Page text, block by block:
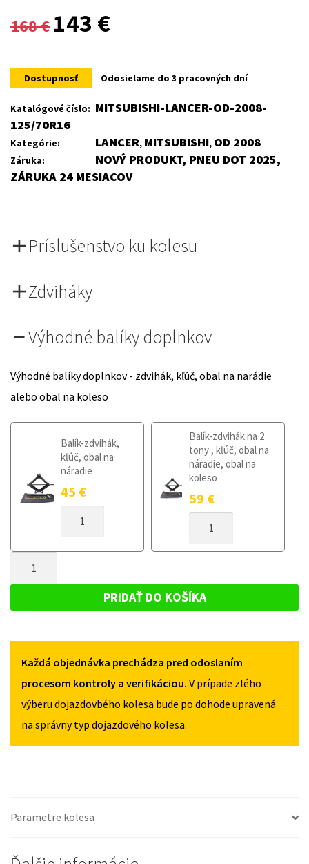
168€
Original
was:
168 €.
143 €
is:
143 €.
Dostupnosť Odosielame do 3 pracovných dní
Katalógové číslo: MITSUBISHI-LANCER-OD-2008-
125/70R16
Kategórie: LANCER, MITSUBISHI, OD 2008
Záruka:
NOVÝ PRODUKT, PNEU DOT 2025,
ZÁRUKA 24 MESIACOV
Príslušenstvo ku kolesu
Zdviháky
Výhodné balíky doplnkov
Výhodné balíky doplnkov - zdvihák, kľúč, obal na narádie
alebo obal na koleso
Balík-zdvihák,
kľúč, obal na
náradie
45 €
DOJAZDOVÉ
MITSUBISHI
OD
125/70R16
Balík-zdvihák na 2
tony , kľúč, obal na
náradie, obal na
koleso
59 €
DOJAZDOVÉ
OD
2008
MITSUBISHI
2008
125/70R16
5X114,3
PRIDAŤ DO KOŠÍKA
Každá objednávka prechádza pred odoslaním
procesom kontroly a verifikáciou. V prípade zlého
výberu dojazdovbého kolesa bude po dohode upravená
na správny typ dojazdového kolesa.
Parametre kolesa